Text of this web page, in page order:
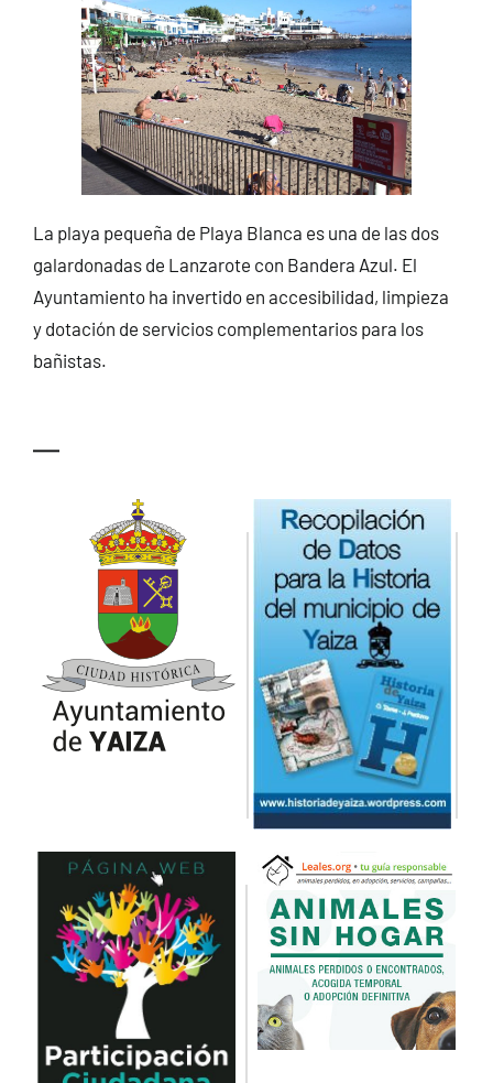
La playa pequeña de Playa Blanca es una de las dos
galardonadas de Lanzarote con Bandera Azul. El
Ayuntamiento ha invertido en accesibilidad, limpieza
y dotación de servicios complementarios para los
bañistas.
—